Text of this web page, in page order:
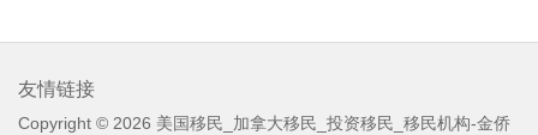
友情链接
Copyright © 2026 美国移民_加拿大移民_投资移民_移民机构-金侨